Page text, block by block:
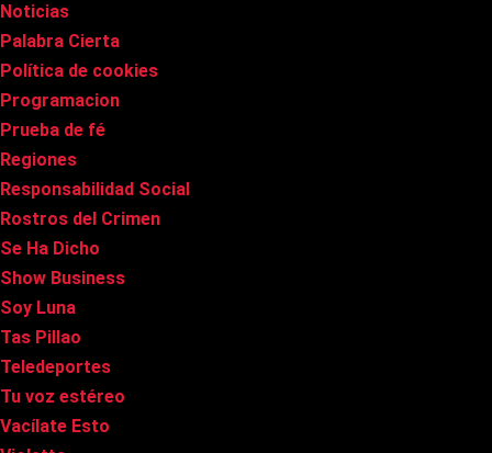
Noticias
Palabra Cierta
Política de cookies
Programacion
Prueba de fé
Regiones
Responsabilidad Social
Rostros del Crimen
Se Ha Dicho
Show Business
Soy Luna
Tas Pillao
Teledeportes
Tu voz estéreo
Vacílate Esto